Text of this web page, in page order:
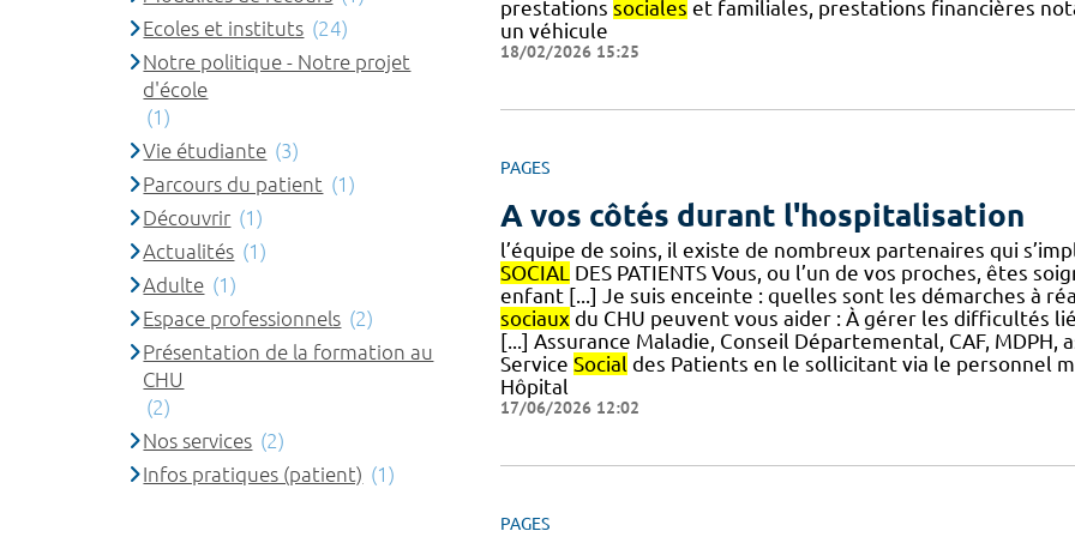
prestations sociales et familiales, prestations financières
un véhicule
18/02/2026 15:25
PAGES
A vos côtés durant l'hospitalisation
l’équipe de soins, il existe de nombreux partenaires qui
SOCIAL DES PATIENTS Vous, ou l’un de vos proches, êtes
enfant [...] Je suis enceinte : quelles sont les démarches à
sociaux du CHU peuvent vous aider : À gérer les difficultés
[...] Assurance Maladie, Conseil Départemental, CAF,
Service Social des Patients en le sollicitant via le personnel
Hôpital
17/06/2026 12:02
PAGES
Ecoles et instituts (24)
Notre politique - Notre projet
d'école
(1)
Vie étudiante (3)
Parcours du patient (1)
Découvrir (1)
Actualités (1)
Adulte (1)
Espace professionnels (2)
Présentation de la formation au
CHU
(2)
Nos services (2)
Infos pratiques (patient) (1)